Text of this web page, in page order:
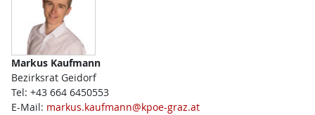
Markus Kaufmann
Bezirksrat Geidorf
Tel: +43 664 6450553
E-Mail: markus.kaufmann@kpoe-graz.at